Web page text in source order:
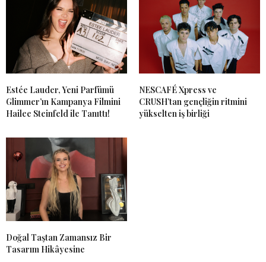
Estée Lauder, Yeni Parfümü
Glimmer’ın Kampanya Filmini
Hailee Steinfeld ile Tanıttı!
NESCAFÉ Xpress ve
CRUSH’tan gençliğin ritmini
yükselten iş birliği
Doğal Taştan Zamansız Bir
Tasarım Hikâyesine